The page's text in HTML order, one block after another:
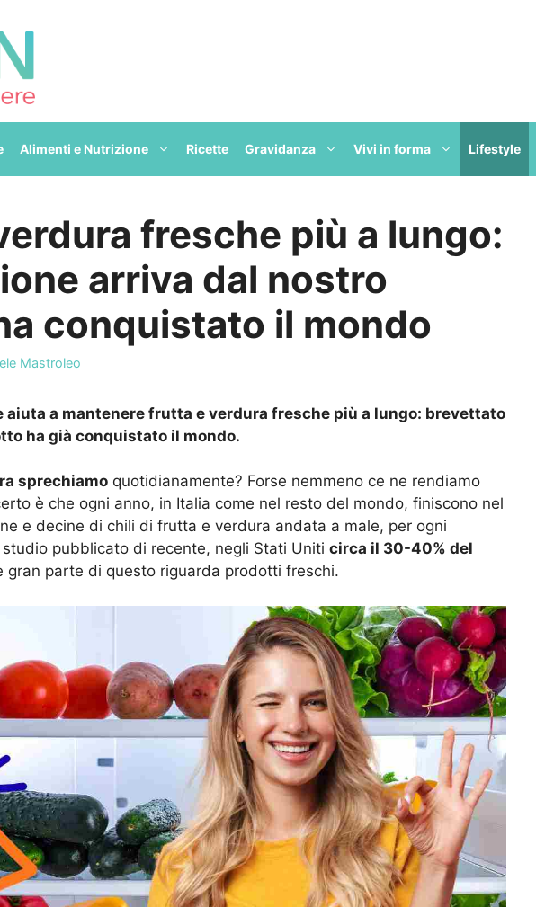
Alimenti e Nutrizione Ricette Gravidanza Vivi in forma Lifestyle
fresche più a lungo:
arriva dal nostro
conquistato il mondo
Mastroleo
aiuta a mantenere frutta e verdura fresche più a lungo: brevettato
ha già conquistato il mondo.
sprechiamo quotidianamente? Forse nemmeno ce ne rendiamo
è che ogni anno, in Italia come nel resto del mondo, finiscono nel
e decine di chili di frutta e verdura andata a male, per ogni
pubblicato di recente, negli Stati Uniti circa il 30-40% del
gran parte di questo riguarda prodotti freschi.